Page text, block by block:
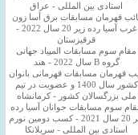
استادی بین المللی - عراق
قهرمان مسابقات برق آسا زون
غرب آسیا رده زیر 20 سال 2022 -
قرقیزستان
مقام سوم مسابقات المپیاد جهانی
گروه B سال 2022 - هند
قهرمان مسابقات قهرمانی بانوان
کشور سال 1400 و عضویت در تیم
ملی بزرگسالان کشور - کرمانشاه
سوم مسابقات جوانان آسیا رده
زیر 20 سال 2021 - کسب دومین نورم
استادی بین المللی - سریلانکا